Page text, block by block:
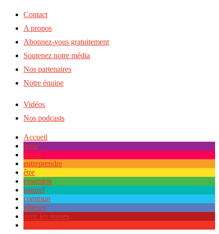
Contact
A propos
Abonnez-vous gratuitement
Soutenez notre média
Nos partenaires
Notre équipe
Vidéos
Nos podcasts
Accueil
aimé
inséré
entreprendre
être
ensemble
naturel
commun
ailleurs
avec les jeunes